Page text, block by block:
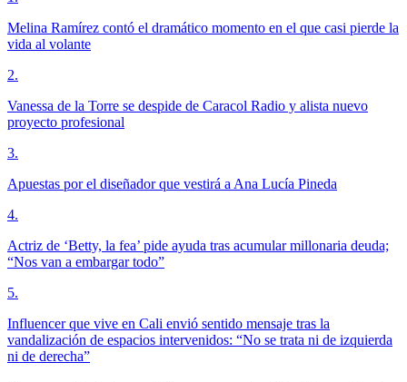
Melina Ramírez contó el dramático momento en el que casi pierde la
vida al volante
2.
Vanessa de la Torre se despide de Caracol Radio y alista nuevo
proyecto profesional
3.
Apuestas por el diseñador que vestirá a Ana Lucía Pineda
4.
Actriz de ‘Betty, la fea’ pide ayuda tras acumular millonaria deuda;
“Nos van a embargar todo”
5.
Influencer que vive en Cali envió sentido mensaje tras la
vandalización de espacios intervenidos: “No se trata ni de izquierda
ni de derecha”